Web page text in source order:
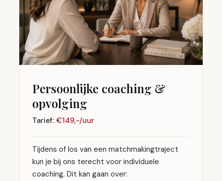
Persoonlijke coaching &
opvolging
Tarief: €149,-/uur
Tijdens of los van een matchmakingtraject
kun je bij ons terecht voor individuele
coaching. Dit kan gaan over: